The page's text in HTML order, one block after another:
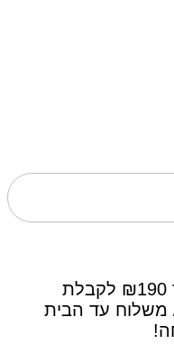
₪190
לקבלת
משלוח עד הבית